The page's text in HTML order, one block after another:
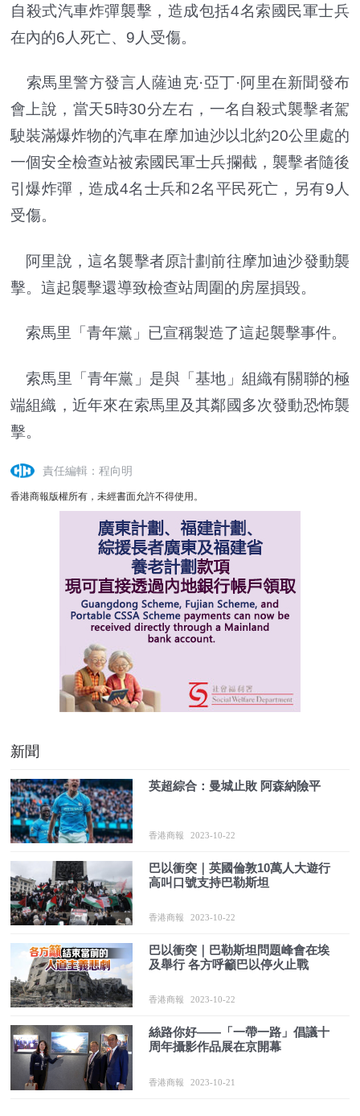
自殺式汽車炸彈襲擊，造成包括4名索國民軍士兵
在內的6人死亡、9人受傷。
索馬里警方發言人薩迪克·亞丁·阿里在新聞發布
會上說，當天5時30分左右，一名自殺式襲擊者駕
駛裝滿爆炸物的汽車在摩加迪沙以北約20公里處的
一個安全檢查站被索國民軍士兵攔截，襲擊者隨後
引爆炸彈，造成4名士兵和2名平民死亡，另有9人
受傷。
阿里說，這名襲擊者原計劃前往摩加迪沙發動襲
擊。這起襲擊還導致檢查站周圍的房屋損毀。
索馬里「青年黨」已宣稱製造了這起襲擊事件。
索馬里「青年黨」是與「基地」組織有關聯的極
端組織，近年來在索馬里及其鄰國多次發動恐怖襲
擊。
責任編輯：程向明
香港商報版權所有，未經書面允許不得使用。
新聞
英超綜合：曼城止敗 阿森納險平
香港商報 2023-10-22
巴以衝突｜英國倫敦10萬人大遊行
高叫口號支持巴勒斯坦
香港商報 2023-10-22
巴以衝突｜巴勒斯坦問題峰會在埃
及舉行 各方呼籲巴以停火止戰
香港商報 2023-10-22
絲路你好——「一帶一路」倡議十
周年攝影作品展在京開幕
香港商報 2023-10-21